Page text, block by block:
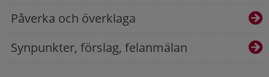
Påverka och överklaga
Synpunkter, förslag, felanmälan